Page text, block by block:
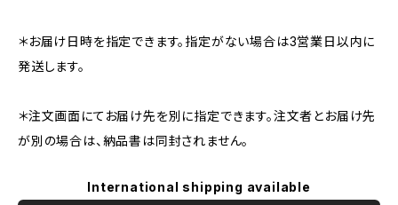
＊お届け日時を指定できます。指定がない場合は3営業日以内に
発送します。
＊注文画面にてお届け先を別に指定できます。注文者とお届け先
が別の場合は、納品書は同封されません。
International shipping available